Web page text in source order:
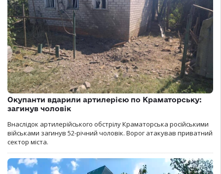
Окупанти вдарили артилерією по Краматорську:
загинув чоловік
Внаслідок артилерійського обстрілу Краматорська російськими
військами загинув 52-річний чоловік. Ворог атакував приватний
сектор міста.